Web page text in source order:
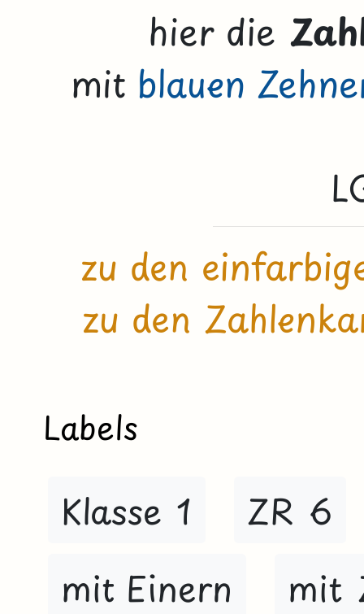
hier die
mit blauen
zu den
zu den
Labels
Klasse 1
ZR 6
mit Einern
mit